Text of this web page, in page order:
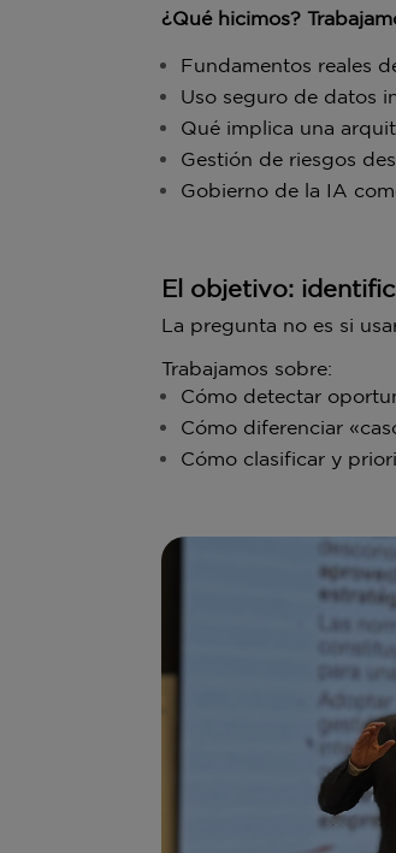
¿Qué hicimos?
Fundamentos reales
Uso seguro de datos
Qué implica una
Gestión de riesgos
Gobierno de la IA
El objetivo:
La pregunta no es si
Trabajamos sobre:
Cómo detectar
Cómo diferenciar
Cómo clasificar y